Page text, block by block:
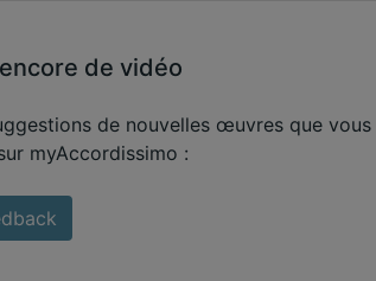
de vidéo
de nouvelles œuvres que vous
myAccordissimo :